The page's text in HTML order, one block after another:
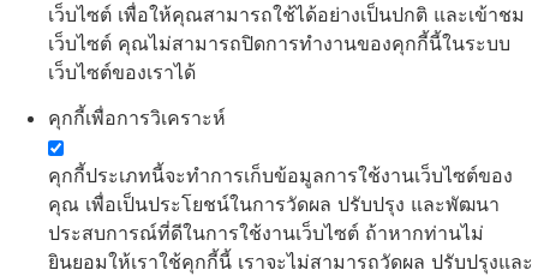
เว็บไซต์ เพื่อให้คุณสามารถใช้ได้อย่างเป็นปกติ และเข้าชม
เว็บไซต์ คุณไม่สามารถปิดการทำงานของคุกกี้นี้ในระบบ
เว็บไซต์ของเราได้
คุกกี้เพื่อการวิเคราะห์
คุกกี้ประเภทนี้จะทำการเก็บข้อมูลการใช้งานเว็บไซต์ของ
คุณ เพื่อเป็นประโยชน์ในการวัดผล ปรับปรุง และพัฒนา
ประสบการณ์ที่ดีในการใช้งานเว็บไซต์ ถ้าหากท่านไม่
ยินยอมให้เราใช้คุกกี้นี้ เราจะไม่สามารถวัดผล ปรับปรุงและ